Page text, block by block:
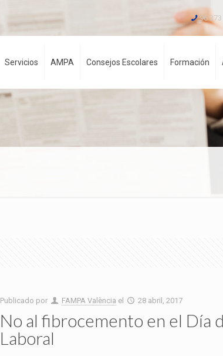
96 373
Servicios AMPA Consejos Escolares Formación
Publicado por FAMPA València el 28 abril, 2017
No al fibrocemento en el Día
Laboral